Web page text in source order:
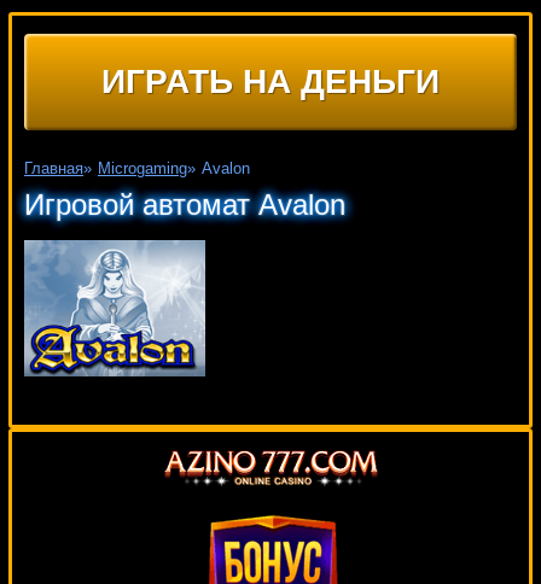
ИГРАТЬ НА ДЕНЬГИ
Главная» Microgaming» Avalon
Игровой автомат Avalon